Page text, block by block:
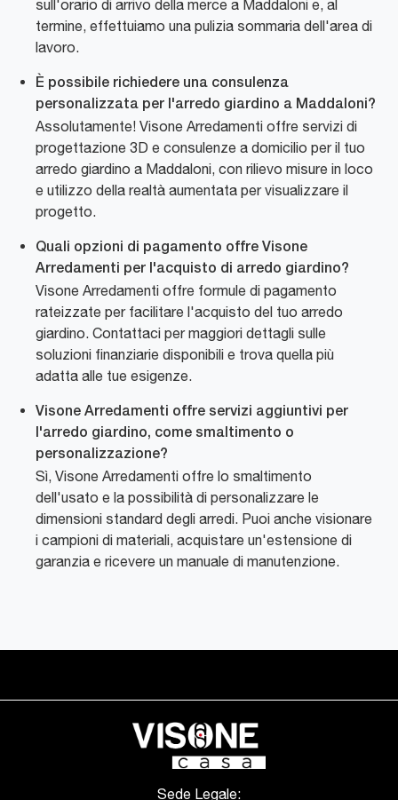
sull'orario di arrivo della merce a Maddaloni e, al
termine, effettuiamo una pulizia sommaria dell'area di
lavoro.
È possibile richiedere una consulenza
personalizzata per l'arredo giardino a Maddaloni?
Assolutamente! Visone Arredamenti offre servizi di
progettazione 3D e consulenze a domicilio per il tuo
arredo giardino a Maddaloni, con rilievo misure in loco
e utilizzo della realtà aumentata per visualizzare il
progetto.
Quali opzioni di pagamento offre Visone
Arredamenti per l'acquisto di arredo giardino?
Visone Arredamenti offre formule di pagamento
rateizzate per facilitare l'acquisto del tuo arredo
giardino. Contattaci per maggiori dettagli sulle
soluzioni finanziarie disponibili e trova quella più
adatta alle tue esigenze.
Visone Arredamenti offre servizi aggiuntivi per
l'arredo giardino, come smaltimento o
personalizzazione?
Sì, Visone Arredamenti offre lo smaltimento
dell'usato e la possibilità di personalizzare le
dimensioni standard degli arredi. Puoi anche visionare
i campioni di materiali, acquistare un'estensione di
garanzia e ricevere un manuale di manutenzione.
Sede Legale: